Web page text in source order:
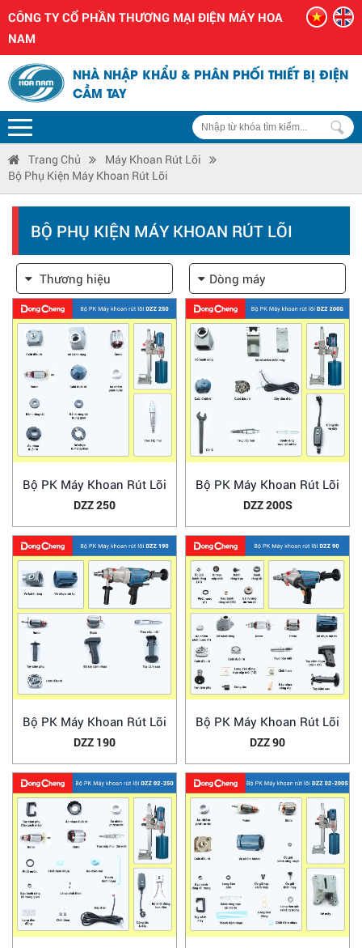
CÔNG TY CỔ PHẦN THƯƠNG MẠI ĐIỆN MÁY HOA
NAM
NHÀ NHẬP KHẨU & PHÂN PHỐI THIẾT BỊ ĐIỆN
CẦM TAY
Trang Chủ
Máy Khoan Rút Lõi
Bộ Phụ Kiện Máy Khoan Rút Lõi
BỘ PHỤ KIỆN MÁY KHOAN RÚT LÕI
Thương hiệu Dòng máy
Bộ PK Máy Khoan Rút Lõi
DZZ 250
Bộ PK Máy Khoan Rút Lõi
DZZ 200S
Bộ PK Máy Khoan Rút Lõi
DZZ 190
Bộ PK Máy Khoan Rút Lõi
DZZ 90